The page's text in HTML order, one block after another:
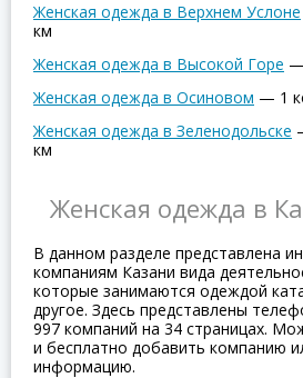
Женская одежда в Верхнем Услоне
км
Женская одежда в Высокой Горе —
Женская одежда в Осиновом — 1
Женская одежда в Зеленодольске
км
Женская одежда в
В данном разделе представлена
компаниям Казани вида
которые занимаются одеждой
другое. Здесь представлены
997 компаний на 34 страницах.
и бесплатно добавить компанию
информацию.